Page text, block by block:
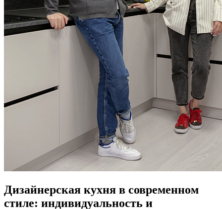
Дизайнерская кухня в современном
стиле: индивидуальность и